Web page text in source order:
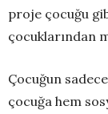
proje çocuğu
çocuklarından
Çocuğun
çocuğa hem